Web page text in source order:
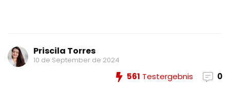
Priscila Torres
10 de September de 2024
561 Testergebnis 0